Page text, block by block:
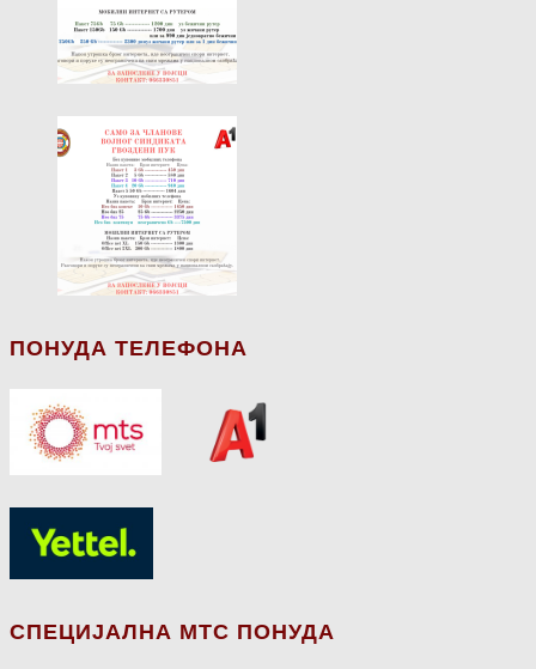
ПОНУДА ТЕЛЕФОНА
СПЕЦИЈАЛНА МТС ПОНУДА